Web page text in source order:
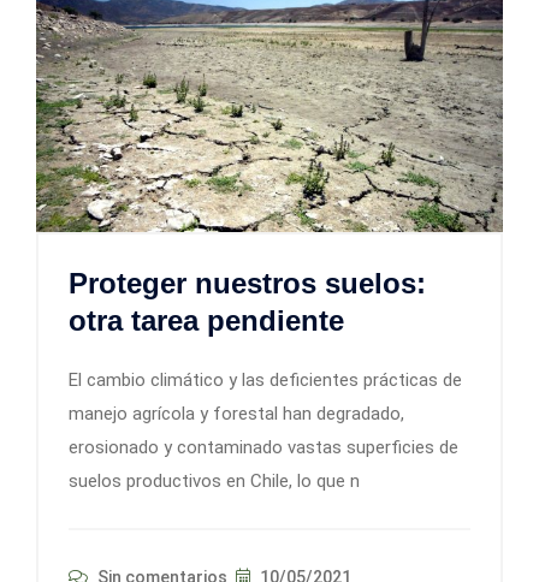
Proteger nuestros suelos:
otra tarea pendiente
El cambio climático y las deficientes prácticas de
manejo agrícola y forestal han degradado,
erosionado y contaminado vastas superficies de
suelos productivos en Chile, lo que n
Sin comentarios 10/05/2021